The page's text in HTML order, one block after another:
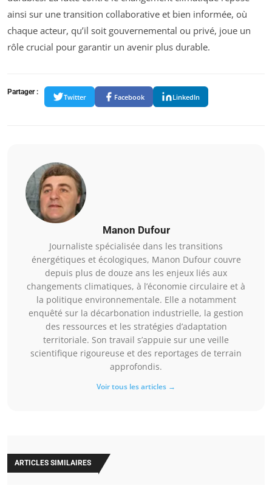
ainsi sur une transition collaborative et bien informée, où
chaque acteur, qu’il soit gouvernemental ou privé, joue un
rôle crucial pour garantir un avenir plus durable.
Partager :
Twitter Facebook LinkedIn
Manon Dufour
Journaliste spécialisée dans les transitions
énergétiques et écologiques, Manon Dufour couvre
depuis plus de douze ans les enjeux liés aux
changements climatiques, à l’économie circulaire et à
la politique environnementale. Elle a notamment
enquêté sur la décarbonation industrielle, la gestion
des ressources et les stratégies d’adaptation
territoriale. Son travail s’appuie sur une veille
scientifique rigoureuse et des reportages de terrain
approfondis.
Voir tous les articles →
ARTICLES SIMILAIRES